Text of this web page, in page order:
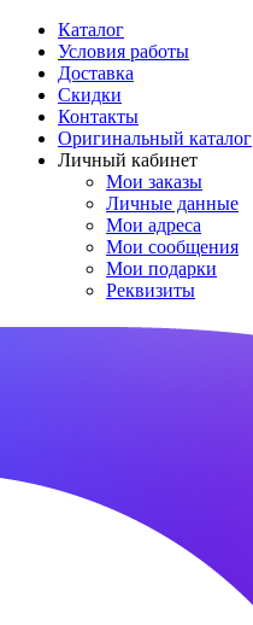
Каталог
Условия работы
Доставка
Скидки
Контакты
Оригинальный каталог
Личный кабинет
Мои заказы
Личные данные
Мои адреса
Мои сообщения
Мои подарки
Реквизиты